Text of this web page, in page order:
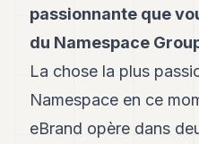
ENTREPRISES
ASSOCIATIONS
CONTACT
S'ABONNER
passionnante que
du Namespace
La chose la plus
Namespace en ce
eBrand opère dans